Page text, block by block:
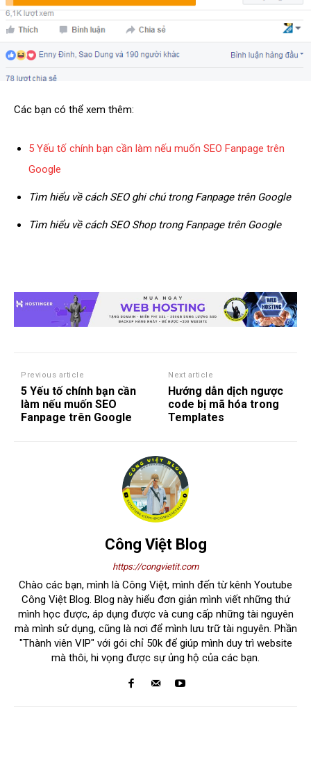
Các bạn có thể xem thêm:
5 Yếu tố chính bạn cần làm nếu muốn SEO Fanpage trên
Google
Tìm hiểu về cách SEO ghi chú trong Fanpage trên Google
Tìm hiểu về cách SEO Shop trong Fanpage trên Google
Previous article
5 Yếu tố chính bạn cần
làm nếu muốn SEO
Fanpage trên Google
Next article
Hướng dẫn dịch ngược
code bị mã hóa trong
Templates
Công Việt Blog
https://congvietit.com
Chào các bạn, mình là Công Việt, mình đến từ kênh Youtube
Công Việt Blog. Blog này hiểu đơn giản mình viết những thứ
mình học được, áp dụng được và cung cấp những tài nguyên
mà mình sử dụng, cũng là nơi để mình lưu trữ tài nguyên. Phần
"Thành viên VIP" với gói chỉ 50k để giúp mình duy trì website
mà thôi, hi vọng được sự ủng hộ của các bạn.